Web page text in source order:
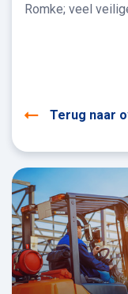
Romke; veel
Terug naar